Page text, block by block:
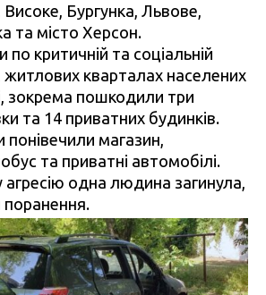
Бургунка, Львове,
та місто Херсон.
по критичній та соціальній
житлових кварталах населених
зокрема пошкодили три
та 14 приватних будинків.
магазин,
та приватні автомобілі.
агресію одна людина загинула,
поранення.